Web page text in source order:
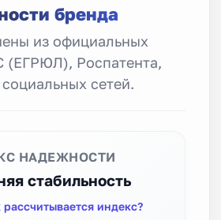
бренда
из официальных
(ЕГРЮЛ), Роспатента,
сетей.
НАДЕЖНОСТИ
стабильность
рассчитывается индекс?